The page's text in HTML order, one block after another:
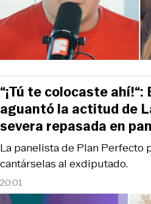
20:01
La panelista de Plan Perfecto
cantárselas al exdiputado.
“¡Tú te colocaste ahí!“:
aguantó la actitud de
severa repasada en